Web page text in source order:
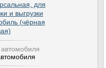
для
и выгрузки
(чёрная